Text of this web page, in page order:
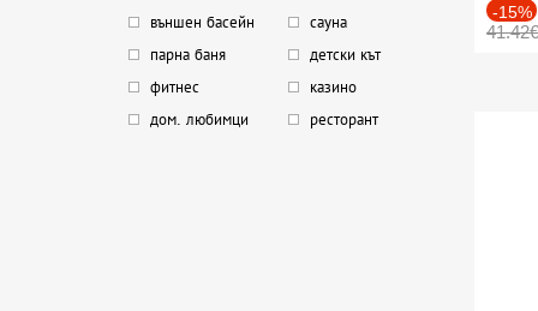
външен басейн
сауна
парна баня
детски кът
фитнес
казино
дом. любимци
ресторант
-15%
41.42€